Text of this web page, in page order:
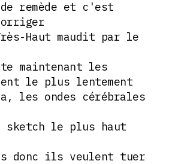
remède et c'est
Haut maudit par le
maintenant les
le plus lentement
les ondes cérébrales
sketch le plus haut
donc ils veulent tuer